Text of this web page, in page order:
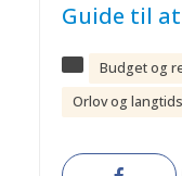
Guide til
Budget og
Orlov og